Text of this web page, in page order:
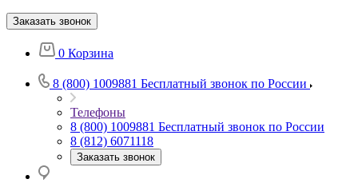
Заказать звонок
0 Корзина
8 (800) 1009881 Бесплатный звонок по России
Телефоны
8 (800) 1009881 Бесплатный звонок по России
8 (812) 6071118
Заказать звонок